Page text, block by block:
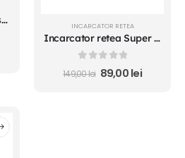
Incarcator Retea Samsung EP-TA800 25W 3A 1 x USB-C Negru original
INCARCATOR RETEA
Incarcator retea Super Fast Charge Type-C - Type-C 120W TRANYOO
out of 5
149,00lei 89,00lei